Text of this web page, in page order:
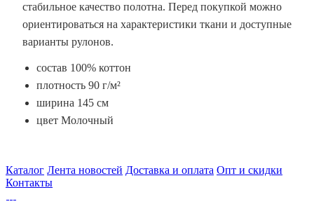
стабильное качество полотна. Перед покупкой можно
ориентироваться на характеристики ткани и доступные
варианты рулонов.
состав 100% коттон
плотность 90 г/м²
ширина 145 см
цвет Молочный
Каталог Лента новостей Доставка и оплата Опт и скидки
Контакты